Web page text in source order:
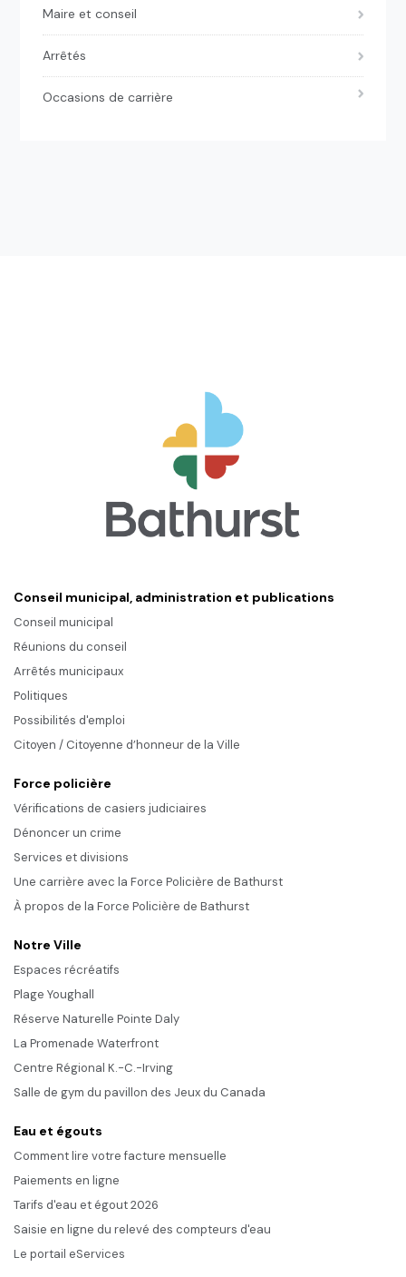
Maire et conseil
Arrêtés
Occasions de carrière
Conseil municipal, administration et publications
Conseil municipal
Réunions du conseil
Arrêtés municipaux
Politiques
Possibilités d'emploi
Citoyen / Citoyenne d’honneur de la Ville
Force policière
Vérifications de casiers judiciaires
Dénoncer un crime
Services et divisions
Une carrière avec la Force Policière de Bathurst
À propos de la Force Policière de Bathurst
Notre Ville
Espaces récréatifs
Plage Youghall
Réserve Naturelle Pointe Daly
La Promenade Waterfront
Centre Régional K.-C.-Irving
Salle de gym du pavillon des Jeux du Canada
Eau et égouts
Comment lire votre facture mensuelle
Paiements en ligne
Tarifs d'eau et égout 2026
Saisie en ligne du relevé des compteurs d'eau
Le portail eServices